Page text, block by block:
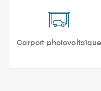
Carport photovoltaïque